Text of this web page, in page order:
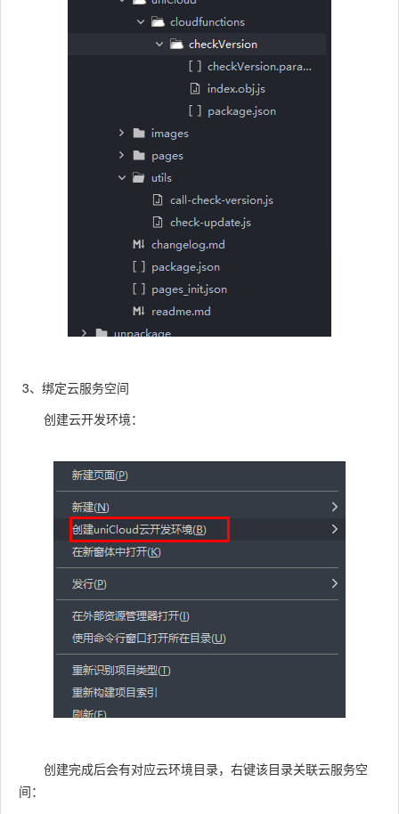
3、绑定云服务空间
创建云开发环境：
创建完成后会有对应云环境目录，右键该目录关联云服务空
间：